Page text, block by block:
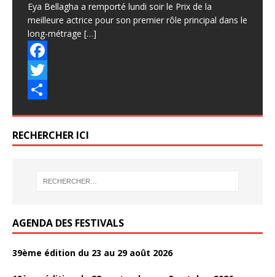
Eya Bellagha a remporté lundi soir le Prix de la
meilleure actrice pour son premier rôle principal dans le
long-métrage […]
F
a
e
b
T
i
t
a
r
e
RECHERCHER ICI
AGENDA DES FESTIVALS
39ème édition du 23 au 29 août 2026